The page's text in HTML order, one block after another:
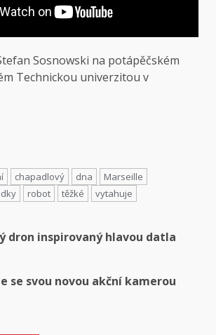
Sosnowski na potápěčském
Technickou univerzitou v
chapadlový dna
Marseille
robot těžké vytahuje
dron inspirovaný hlavou datla
se svou novou akční kamerou